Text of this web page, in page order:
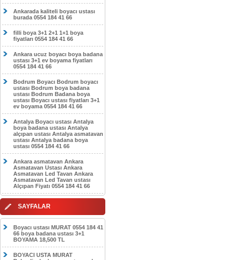
Ankarada kaliteli boyacı ustası
burada 0554 184 41 66
filli boya 3+1 2+1 1+1 boya
fiyatları 0554 184 41 66
Ankara ucuz boyacı boya badana
ustası 3+1 ev boyama fiyatları
0554 184 41 66
Bodrum Boyacı Bodrum boyacı
ustası Bodrum boya badana
ustası Bodrum Badana boya
ustası Boyacı ustası fiyatları 3+1
ev boyama 0554 184 41 66
Antalya Boyacı ustası Antalya
boya badana ustası Antalya
alçıpan ustası Antalya asmatavan
ustası Antalya badana boya
ustası 0554 184 41 66
Ankara asmatavan Ankara
Asmatavan Ustası Ankara
Asmatavan Led Tavan Ankara
Asmatavan Led Tavan ustası
Alçıpan Fiyatı 0554 184 41 66
SAYFALAR
Boyacı ustası MURAT 0554 184 41
66 boya badana ustası 3+1
BOYAMA 18,500 TL
BOYACI USTA MURAT